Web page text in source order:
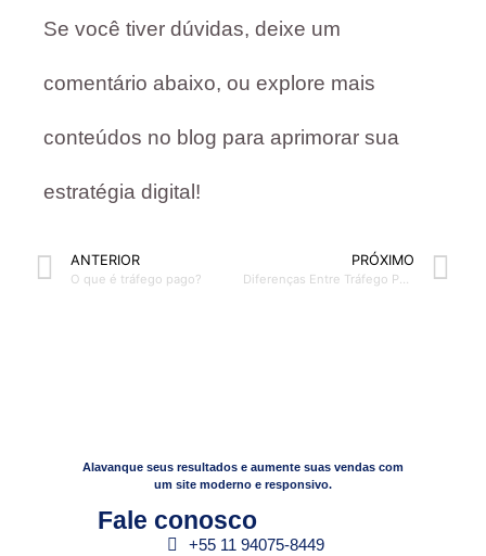
Se você tiver dúvidas, deixe um
comentário abaixo, ou explore mais
conteúdos no blog para aprimorar sua
estratégia digital!
ANTERIOR
O que é tráfego pago?
PRÓXIMO
Alavanque seus resultados e aumente suas vendas com
um site moderno e responsivo.
Fale conosco​
+55 11 94075-8449